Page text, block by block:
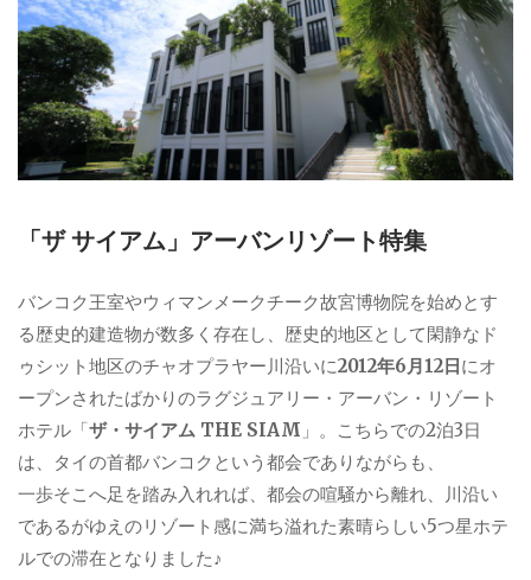
「ザ サイアム」アーバンリゾート特集
バンコク王室やウィマンメークチーク故宮博物院を始めとす
る歴史的建造物が数多く存在し、歴史的地区として閑静なド
ゥシット地区のチャオプラヤー川沿いに2012年6月12日にオ
ープンされたばかりのラグジュアリー・アーバン・リゾート
ホテル「ザ・サイアム THE SIAM 」。こちらでの2泊3日
は、タイの首都バンコクという都会でありながらも、
一歩そこへ足を踏み入れれば、都会の喧騒から離れ、川沿い
であるがゆえのリゾート感に満ち溢れた素晴らしい5つ星ホテ
ルでの滞在となりました♪